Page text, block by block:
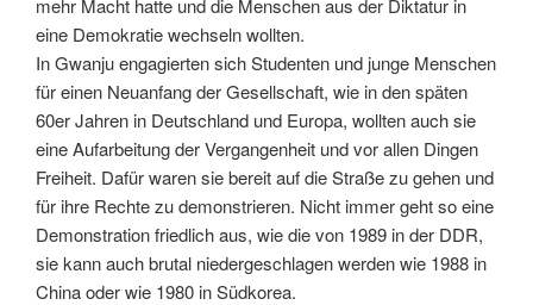
mehr Macht hatte und die Menschen aus der Diktatur in
eine Demokratie wechseln wollten.
In Gwanju engagierten sich Studenten und junge Menschen
für einen Neuanfang der Gesellschaft, wie in den späten
60er Jahren in Deutschland und Europa, wollten auch sie
eine Aufarbeitung der Vergangenheit und vor allen Dingen
Freiheit. Dafür waren sie bereit auf die Straße zu gehen und
für ihre Rechte zu demonstrieren. Nicht immer geht so eine
Demonstration friedlich aus, wie die von 1989 in der DDR,
sie kann auch brutal niedergeschlagen werden wie 1988 in
China oder wie 1980 in Südkorea.